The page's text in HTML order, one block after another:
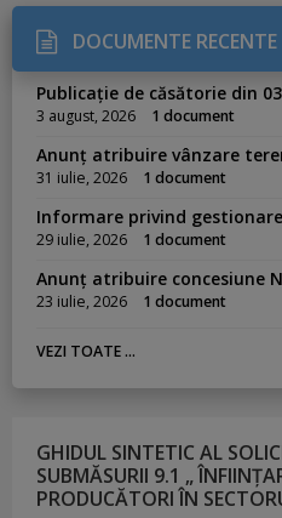
DOCUMENTE RECENTE
Publicație de căsătorie din
3 august, 2026 1 document
Anunț atribuire vânzare
31 iulie, 2026 1 document
Informare privind
29 iulie, 2026 1 document
Anunț atribuire concesiune
23 iulie, 2026 1 document
VEZI TOATE ...
GHIDUL SINTETIC AL
SUBMĂSURII 9.1 „
PRODUCĂTORI ÎN